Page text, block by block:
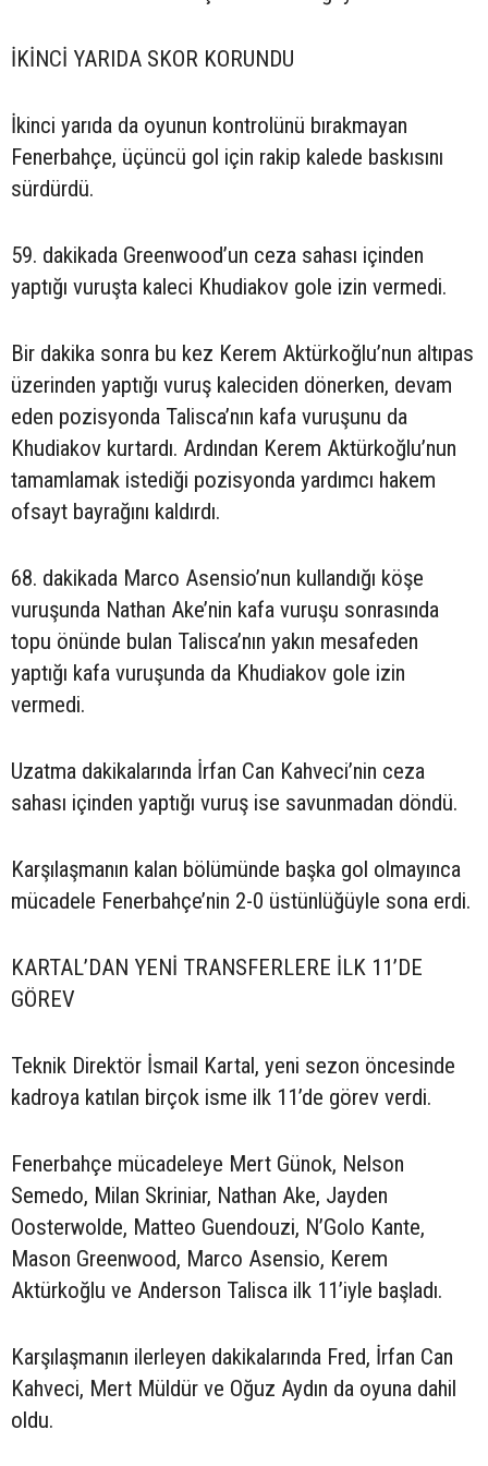
İKİNCİ YARIDA SKOR KORUNDU
İkinci yarıda da oyunun kontrolünü bırakmayan
Fenerbahçe, üçüncü gol için rakip kalede baskısını
sürdürdü.
59. dakikada Greenwood’un ceza sahası içinden
yaptığı vuruşta kaleci Khudiakov gole izin vermedi.
Bir dakika sonra bu kez Kerem Aktürkoğlu’nun altıpas
üzerinden yaptığı vuruş kaleciden dönerken, devam
eden pozisyonda Talisca’nın kafa vuruşunu da
Khudiakov kurtardı. Ardından Kerem Aktürkoğlu’nun
tamamlamak istediği pozisyonda yardımcı hakem
ofsayt bayrağını kaldırdı.
68. dakikada Marco Asensio’nun kullandığı köşe
vuruşunda Nathan Ake’nin kafa vuruşu sonrasında
topu önünde bulan Talisca’nın yakın mesafeden
yaptığı kafa vuruşunda da Khudiakov gole izin
vermedi.
Uzatma dakikalarında İrfan Can Kahveci’nin ceza
sahası içinden yaptığı vuruş ise savunmadan döndü.
Karşılaşmanın kalan bölümünde başka gol olmayınca
mücadele Fenerbahçe’nin 2-0 üstünlüğüyle sona erdi.
KARTAL’DAN YENİ TRANSFERLERE İLK 11’DE
GÖREV
Teknik Direktör İsmail Kartal, yeni sezon öncesinde
kadroya katılan birçok isme ilk 11’de görev verdi.
Fenerbahçe mücadeleye Mert Günok, Nelson
Semedo, Milan Skriniar, Nathan Ake, Jayden
Oosterwolde, Matteo Guendouzi, N’Golo Kante,
Mason Greenwood, Marco Asensio, Kerem
Aktürkoğlu ve Anderson Talisca ilk 11’iyle başladı.
Karşılaşmanın ilerleyen dakikalarında Fred, İrfan Can
Kahveci, Mert Müldür ve Oğuz Aydın da oyuna dahil
oldu.